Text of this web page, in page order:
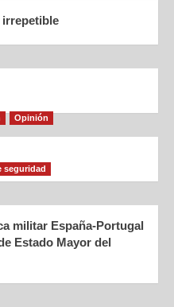
irrepetible
Opinión
seguridad
militar España-Portugal
Estado Mayor del